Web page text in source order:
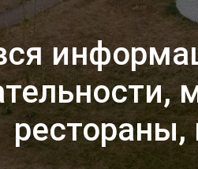
рестораны,